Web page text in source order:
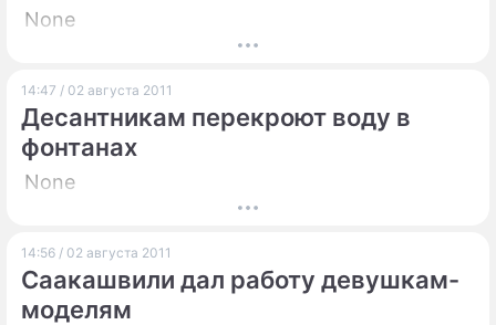
None
14:47 / 02 августа 2011
Десантникам перекроют воду в
фонтанах
None
14:56 / 02 августа 2011
Саакашвили дал работу девушкам-
моделям